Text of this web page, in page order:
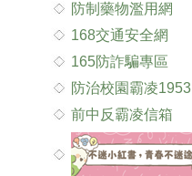
防制藥物濫用網
168交通安全網
165防詐騙專區
防治校園霸凌1953
前中反霸凌信箱